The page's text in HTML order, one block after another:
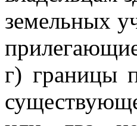
земельных
г) границы